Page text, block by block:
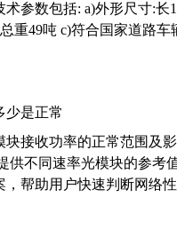
参数包括: a)外形尺寸:长
重49吨 c)符合国家道路
少是正常
块接收功率的正常范围及
供不同速率光模块的参
帮助用户快速判断网络性